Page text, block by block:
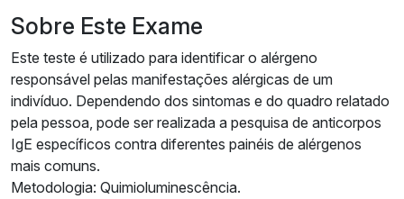
Sobre Este Exame
Este teste é utilizado para identificar o alérgeno
responsável pelas manifestações alérgicas de um
indivíduo. Dependendo dos sintomas e do quadro relatado
pela pessoa, pode ser realizada a pesquisa de anticorpos
IgE específicos contra diferentes painéis de alérgenos
mais comuns.
Metodologia: Quimioluminescência.